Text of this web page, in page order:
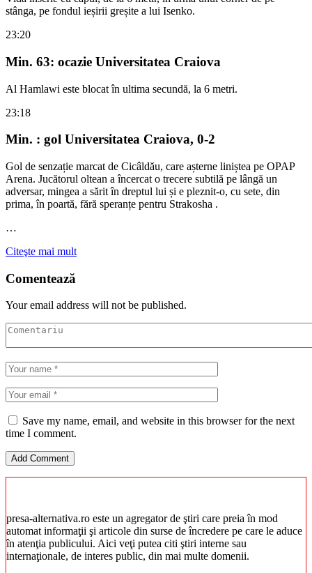
stânga, pe fondul ieșirii greșite a lui Isenko.
23:20
Min. 63: ocazie Universitatea Craiova
Al Hamlawi este blocat în ultima secundă, la 6 metri.
23:18
Min. : gol Universitatea Craiova, 0-2
Gol de senzație marcat de Cicâldău, care așterne liniștea pe OPAP
Arena. Jucătorul oltean a încercat o trecere subtilă pe lângă un
adversar, mingea a sărit în dreptul lui și e pleznit-o, cu sete, din
prima, în poartă, fără speranțe pentru Strakosha .
…
Citeşte mai mult
Comentează
Your email address will not be published.
Save my name, email, and website in this browser for the next
time I comment.
presa-alternativa.ro este un agregator de ştiri care preia în mod
automat informaţii şi articole din surse de încredere pe care le aduce
în atenţia publicului. Aici veţi putea citi ştiri interne sau
internaţionale, de interes public, din mai multe domenii.